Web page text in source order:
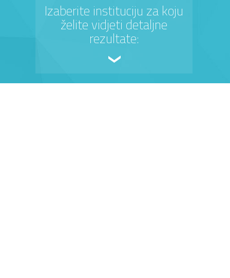
Izaberite instituciju za koju
želite vidjeti detaljne
rezultate: